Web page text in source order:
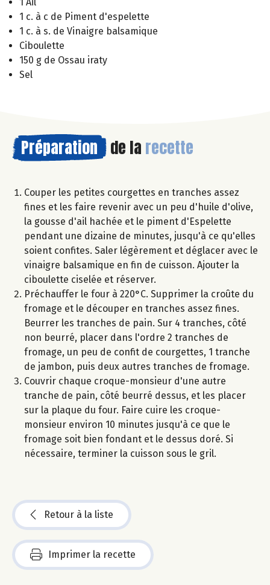
1 c. à c de Piment d'espelette
1 c. à s. de Vinaigre balsamique
Ciboulette
150 g de Ossau iraty
Sel
Préparation de la recette
Couper les petites courgettes en tranches assez
fines et les faire revenir avec un peu d'huile d'olive,
la gousse d'ail hachée et le piment d'Espelette
pendant une dizaine de minutes, jusqu'à ce qu'elles
soient confites. Saler légèrement et déglacer avec le
vinaigre balsamique en fin de cuisson. Ajouter la
ciboulette ciselée et réserver.
Préchauffer le four à 220°C. Supprimer la croûte du
fromage et le découper en tranches assez fines.
Beurrer les tranches de pain. Sur 4 tranches, côté
non beurré, placer dans l'ordre 2 tranches de
fromage, un peu de confit de courgettes, 1 tranche
de jambon, puis deux autres tranches de fromage.
Couvrir chaque croque-monsieur d'une autre
tranche de pain, côté beurré dessus, et les placer
sur la plaque du four. Faire cuire les croque-
monsieur environ 10 minutes jusqu'à ce que le
fromage soit bien fondant et le dessus doré. Si
nécessaire, terminer la cuisson sous le gril.
Retour à la liste
Imprimer la recette